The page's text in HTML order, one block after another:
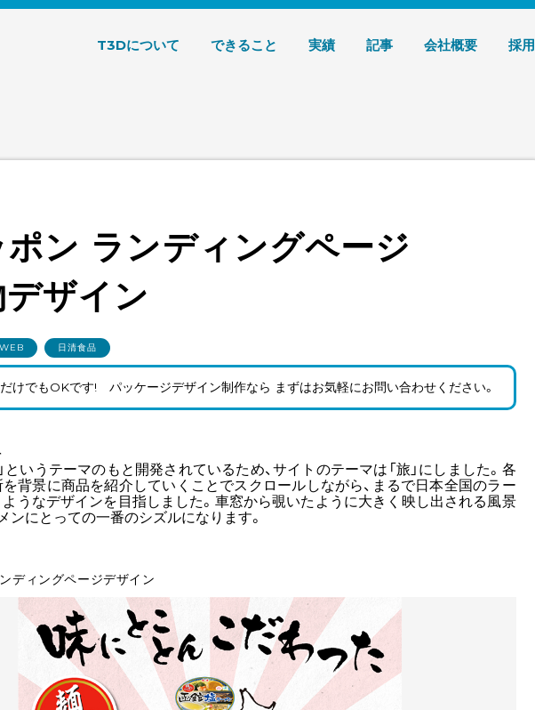
・グラフィックデザイン 株式会社T3デザイン
T3Dについて できること 実績 記事 会社概要 採用
ン ランディングページ
ザイン
WEB 日清食品
だけでもOKです! パッケージデザイン制作なら まずはお気軽にお問い合わせください。
というテーマのもと開発されているため、サイトのテーマは「旅」にしました。各
背景に商品を紹介していくことでスクロールしながら、まるで日本全国のラー
うなデザインを目指しました。車窓から覗いたように大きく映し出される風景
ンにとっての一番のシズルになります。
ディングページデザイン